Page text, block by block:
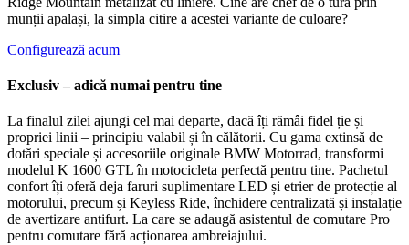
munții apalași, la simpla citire a acestei variante de culoare?
Configurează acum
Exclusiv – adică numai pentru tine
La finalul zilei ajungi cel mai departe, dacă îți rămâi fidel ție și
propriei linii – principiu valabil și în călătorii. Cu gama extinsă de
dotări speciale și accesoriile originale BMW Motorrad, transformi
modelul K 1600 GTLîn motocicleta perfectă pentru tine. Pachetul
confort îți oferă deja faruri suplimentare LED și etrier de protecție al
motorului, precum și Keyless Ride, închidere centralizată și instalație
de avertizare antifurt. La care se adaugă asistentul de comutare Pro
pentru comutare fără acționarea ambreiajului.